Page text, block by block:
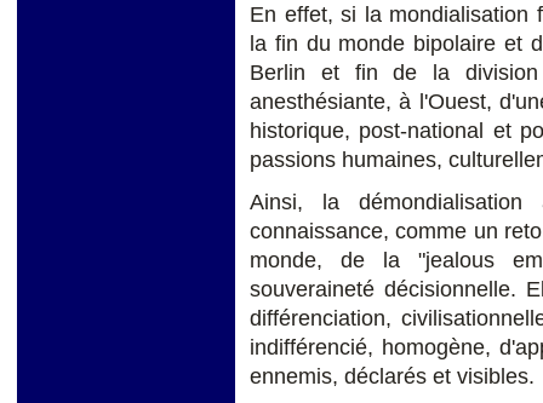
En effet, si la mondialisation
la fin du monde bipolaire et
Berlin et fin de la
anesthésiante, à l'Ouest,
historique, post-national et
passions humaines,
Ainsi, la
connaissance, comme un
monde, de la "jealous
souveraineté décisionnelle.
différenciation,
indifférencié, homogène,
ennemis, déclarés et visibles.